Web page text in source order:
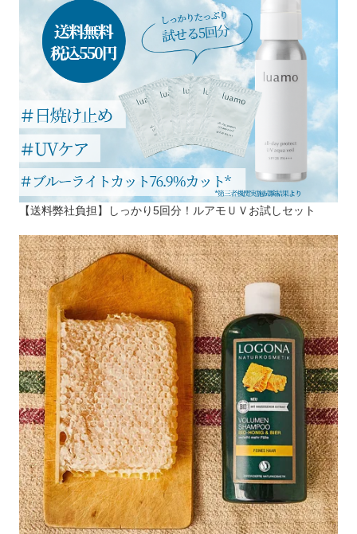
【送料弊社負担】しっかり5回分！ルアモＵＶお試しセット